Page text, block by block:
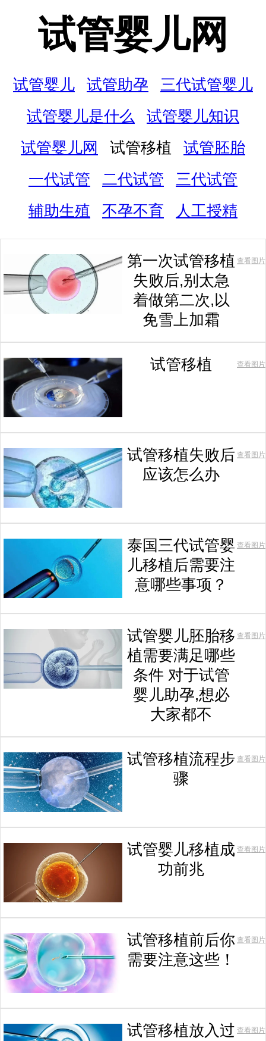
试管婴儿网
试管婴儿 试管助孕
三代试管婴儿
试管婴儿是什么
试管婴儿知识
试管婴儿网
试管移植
试管胚胎
一代试管
二代试管
三代试管
辅助生殖
不孕不育 人工授精
第一次试管移植
失败后,别太急
着做第二次,以
免雪上加霜
查看图片
试管移植 查看图片
试管移植失败后
应该怎么办
查看图片
泰国三代试管婴
儿移植后需要注
意哪些事项？
查看图片
试管婴儿胚胎移
植需要满足哪些
条件 对于试管
婴儿助孕,想必
大家都不
查看图片
试管移植流程步
骤
查看图片
试管婴儿移植成
功前兆
查看图片
试管移植前后你
需要注意这些！
查看图片
试管移植放入过 查看图片